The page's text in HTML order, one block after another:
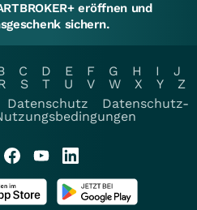
eröffnen und
sichern.
C D E F G H I
J
S T U V W X Y
Z
Datenschutz
Datenschutz-